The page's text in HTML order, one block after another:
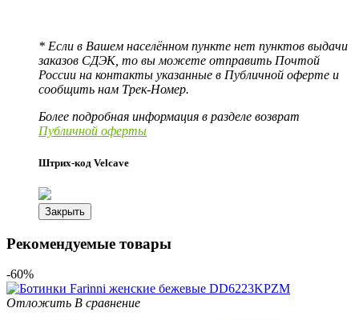
* Если в Вашем населённом пункте нет пунктов выдачи
заказов СДЭК, то вы можете отправить Почтой
России на контакты указанные в Публичной оферте и
сообщить нам Трек-Номер.
Более подробная информация в разделе возврат
Публичной оферты
Штрих-код Velcave
Закрыть
Рекомендуемые товары
-60%
Отложить В сравнение